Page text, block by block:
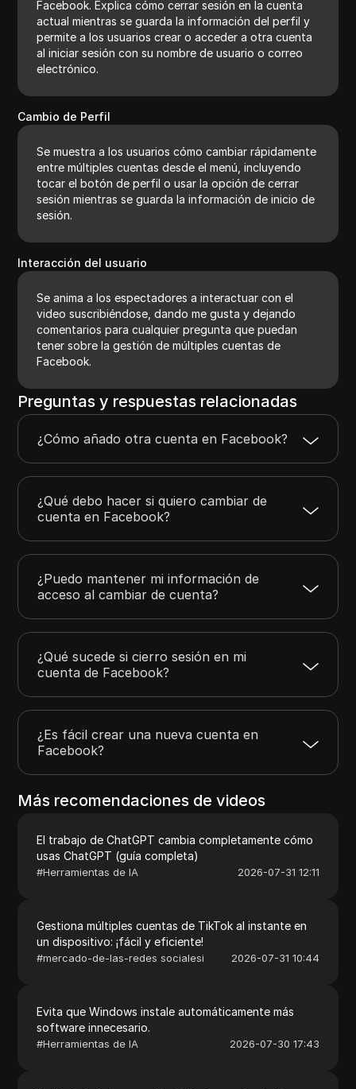
Facebook. Explica cómo cerrar sesión en la cuenta
actual mientras se guarda la información del perfil y
permite a los usuarios crear o acceder a otra cuenta
al iniciar sesión con su nombre de usuario o correo
electrónico.
Cambio de Perfil
Se muestra a los usuarios cómo cambiar rápidamente
entre múltiples cuentas desde el menú, incluyendo
tocar el botón de perfil o usar la opción de cerrar
sesión mientras se guarda la información de inicio de
sesión.
Interacción del usuario
Se anima a los espectadores a interactuar con el
video suscribiéndose, dando me gusta y dejando
comentarios para cualquier pregunta que puedan
tener sobre la gestión de múltiples cuentas de
Facebook.
Preguntas y respuestas relacionadas
¿Cómo añado otra cuenta en Facebook?
¿Qué debo hacer si quiero cambiar de
cuenta en Facebook?
¿Puedo mantener mi información de
acceso al cambiar de cuenta?
¿Qué sucede si cierro sesión en mi
cuenta de Facebook?
¿Es fácil crear una nueva cuenta en
Facebook?
Más recomendaciones de videos
El trabajo de ChatGPT cambia completamente cómo
usas ChatGPT (guía completa)
#Herramientas de IA 2026-07-31 12:11
Gestiona múltiples cuentas de TikTok al instante en
un dispositivo: ¡fácil y eficiente!
#mercado-de-las-redes socialesi 2026-07-31 10:44
Evita que Windows instale automáticamente más
software innecesario.
#Herramientas de IA 2026-07-30 17:43